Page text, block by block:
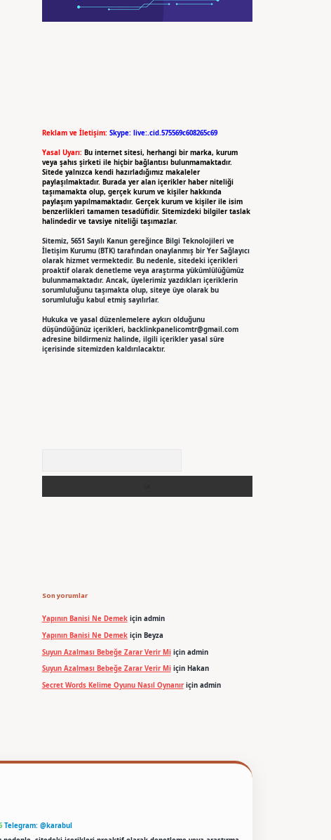
Reklam ve İletişim: Skype: live:.cid.575569c608265c69
Yasal Uyarı: Bu internet sitesi, herhangi bir marka, kurum
veya şahıs şirketi ile hiçbir bağlantısı bulunmamaktadır.
Sitede yalnızca kendi hazırladığımız makaleler
paylaşılmaktadır. Burada yer alan içerikler haber niteliği
taşımamakta olup, gerçek kurum ve kişiler hakkında
paylaşım yapılmamaktadır. Gerçek kurum ve kişiler ile isim
benzerlikleri tamamen tesadüfidir. Sitemizdeki bilgiler taslak
halindedir ve tavsiye niteliği taşımazlar.
Sitemiz, 5651 Sayılı Kanun gereğince Bilgi Teknolojileri ve
İletişim Kurumu (BTK) tarafından onaylanmış bir Yer Sağlayıcı
olarak hizmet vermektedir. Bu nedenle, sitedeki içerikleri
proaktif olarak denetleme veya araştırma yükümlülüğümüz
bulunmamaktadır. Ancak, üyelerimiz yazdıkları içeriklerin
sorumluluğunu taşımakta olup, siteye üye olarak bu
sorumluluğu kabul etmiş sayılırlar.
Hukuka ve yasal düzenlemelere aykırı olduğunu
düşündüğünüz içerikleri, backlinkpanelicomtr@gmail.com
adresine bildirmeniz halinde, ilgili içerikler yasal süre
içerisinde sitemizden kaldırılacaktır.
Son yorumlar
Yapının Banisi Ne Demekiçin admin
Yapının Banisi Ne Demekiçin Beyza
Suyun Azalması Bebeğe Zarar Verir Miiçin admin
Suyun Azalması Bebeğe Zarar Verir Miiçin Hakan
Secret Words Kelime Oyunu Nasıl Oynanıriçin admin
Telegram: @karabul